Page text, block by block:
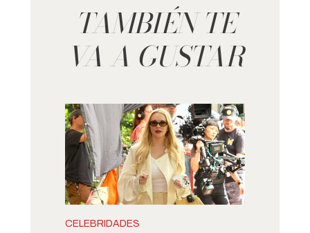
TAMBIÉN TE
VA A GUSTAR
CELEBRIDADES